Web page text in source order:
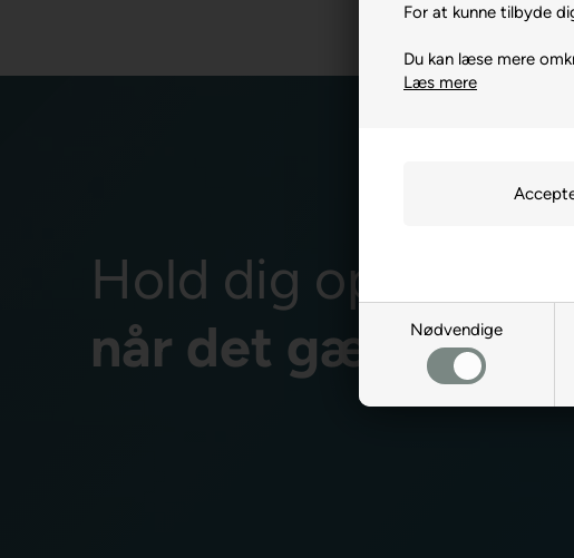
For at kunne tilbyde
Du kan læse mere
Læs mere
Nødvendige
Hold dig opdateret
når det gælder